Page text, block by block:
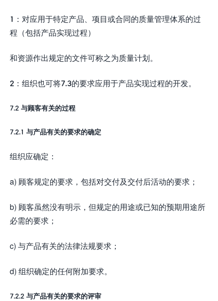
1：对应用于特定产品、项目或合同的质量管理体系的过
程（包括产品实现过程）
和资源作出规定的文件可称之为质量计划。
2：组织也可将7.3的要求应用于产品实现过程的开发。
7.2 与顾客有关的过程
7.2.1 与产品有关的要求的确定
组织应确定：
a) 顾客规定的要求，包括对交付及交付后活动的要求；
b) 顾客虽然没有明示，但规定的用途或已知的预期用途所
必需的要求；
c) 与产品有关的法律法规要求；
d) 组织确定的任何附加要求。
7.2.2 与产品有关的要求的评审